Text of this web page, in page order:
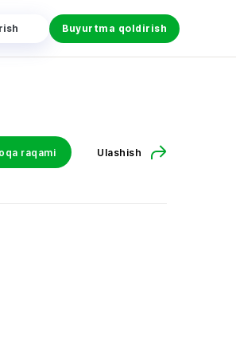
Buyurtma qoldirish
raqami Ulashish